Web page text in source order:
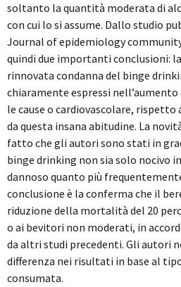
soltanto la quantità moderata di
con cui lo si assume. Dallo studio
Journal of epidemiology
quindi due importanti conclusioni:
rinnovata condanna del binge
chiaramente espressi
le cause o cardiovascolare, rispetto
da questa insana abitudine. La
fatto che gli autori sono stati in
binge drinking non sia solo nocivo
dannoso quanto più
conclusione è la conferma che il
riduzione della mortalità del 20
o ai bevitori non moderati, in
da altri studi precedenti. Gli autori
differenza nei risultati in base al
consumata.